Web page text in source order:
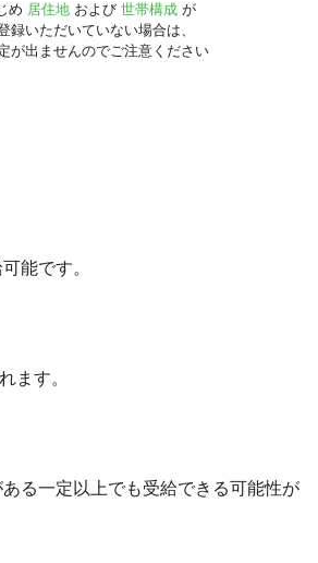
め 居住地 および 世帯構成 が
録いただいていない場合は、
が出ませんのでご注意ください
能です。
ます。
る一定以上でも受給できる可能性が